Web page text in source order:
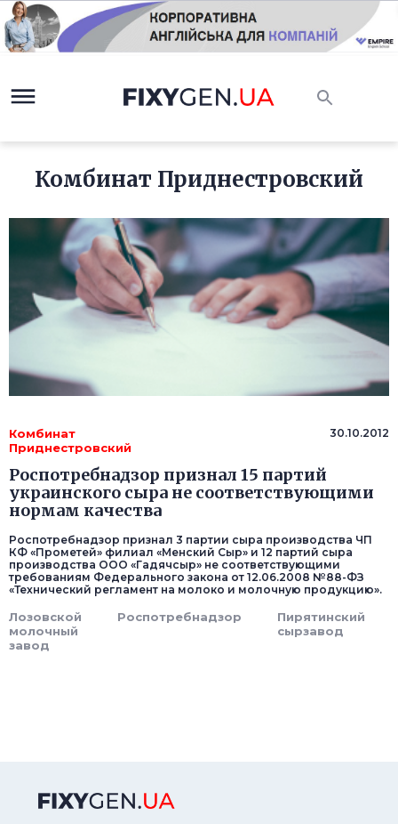
Комбинат Приднестровский
Комбинат
Приднестровский
30.10.2012
Роспотребнадзор признал 15 партий
украинского сыра не соответствующими
нормам качества
Роспотребнадзор признал 3 партии сыра производства ЧП
КФ «Прометей» филиал «Менский Сыр» и 12 партий сыра
производства ООО «Гадячсыр» не соответствующими
требованиям Федерального закона от 12.06.2008 №88-ФЗ
«Технический регламент на молоко и молочную продукцию».
Лозовской
молочный
завод
Роспотребнадзор
Пирятинский
сырзавод